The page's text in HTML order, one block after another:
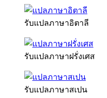
รับแปลภาษาอิตาลี
รับแปลภาษาฝรั่งเศส
รับแปลภาษาสเปน